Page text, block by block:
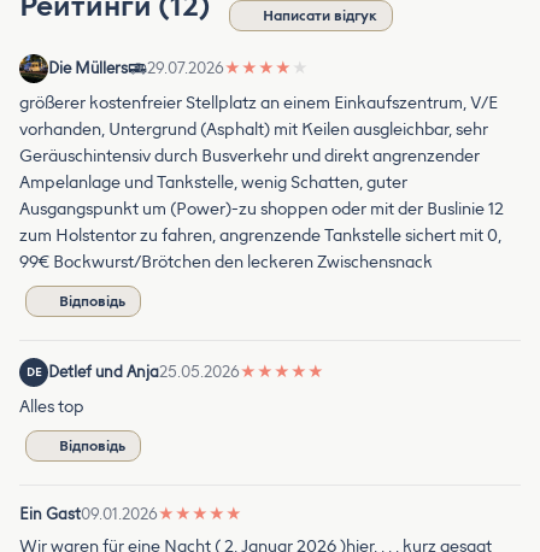
Написати відгук
Die Müllers 29.07.2026★ ★ ★ ★ ★
größerer kostenfreier Stellplatz an einem Einkaufszentrum, V/E
vorhanden, Untergrund (Asphalt) mit Keilen ausgleichbar, sehr
Geräuschintensiv durch Busverkehr und direkt angrenzender
Ampelanlage und Tankstelle, wenig Schatten, guter
Ausgangspunkt um (Power)-zu shoppen oder mit der Buslinie 12
zum Holstentor zu fahren, angrenzende Tankstelle sichert mit 0,
99€ Bockwurst/Brötchen den leckeren Zwischensnack
Відповідь
DE Detlef und Anja25.05.2026★ ★ ★ ★ ★
Alles top
Відповідь
Ein Gast09.01.2026★ ★ ★ ★ ★
Wir waren für eine Nacht ( 2. Januar 2026 )hier. . . . kurz gesagt